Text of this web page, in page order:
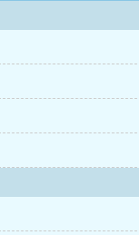
你有白孔雀吗
白孔雀现在有
样 世界上有
说无防盗 白
你有白孔雀吗